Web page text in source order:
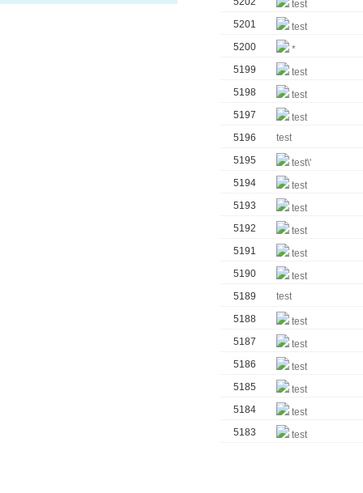
test
5201
test
5200
*
5199
test
5198
test
5197
test
5196
test
5195
test\'
5194
test
5193
test
5192
test
5191
test
5190
test
5189
test
5188
test
5187
test
5186
test
5185
test
5184
test
5183
test